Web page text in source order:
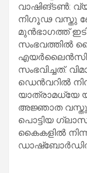
വാഷിങ്ടൺ:
നിഗൂഢ വസ്തു
മുൻഭാഗത്ത്
സംഭവത്തിൽ
സംഭവിച്ചത്.
ഡെൻ‌വറിൽ
യാത്രാമധ്യേ
അജ്ഞാത വസ്തു
പൊട്ടിയ ഗ്ലാസ്
കൈകളിൽ
ഡാഷ്‌ബോർഡിൽ